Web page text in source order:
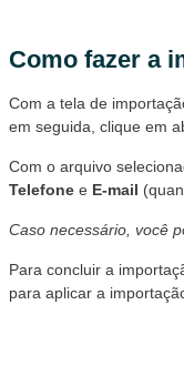
Como fazer a
Com a tela de
em seguida, clique em
Com o arquivo
Telefonee E-mail
Caso necessário, você
Para concluir a
para aplicar a